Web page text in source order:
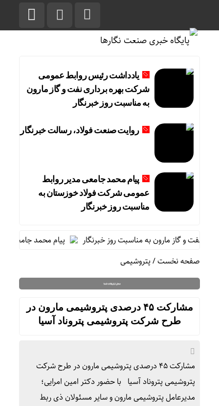
یادداشت رئیس روابط عمومی
شرکت بهره برداری نفت و گاز مارون
به مناسبت روز خبرنگار
روایت صنعت فولاد،‌ رسالت خبرنگار
پیام محمد جامعی مدیر روابط
عمومی شرکت فولاد خوزستان به
مناسبت روز خبرنگار
و گاز مارون به مناسبت روز خبرنگار
پیام محمد جامعی مدیر
صفحه نخست/پتروشیمی
مشارکت ۴۵ درصدی پتروشیمی مارون در
طرح شرکت پتروشیمی پتروناد آسیا
مشارکت ۴۵ درصدی پتروشیمی مارون در طرح شرکت
پتروشیمی پتروناد آسیا با حضور دکتر امین امرایی؛
مدیرعامل پتروشیمی مارون و سایر مسئولان ذی ربط